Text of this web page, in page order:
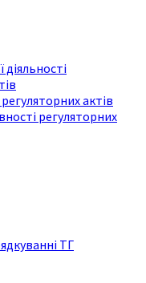
актів
регуляторних
ТГ